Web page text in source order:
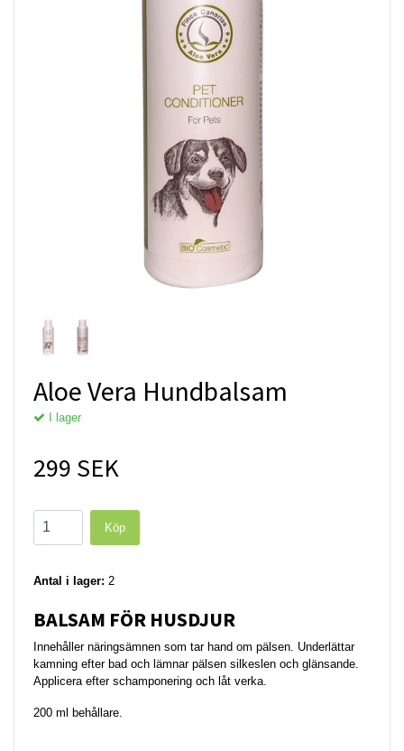
Aloe Vera Hundbalsam
I lager
299 SEK
Antal i lager: 2
BALSAM FÖR HUSDJUR
Innehåller näringsämnen som tar hand om pälsen. Underlättar
kamning efter bad och lämnar pälsen silkeslen och glänsande.
Applicera efter schamponering och låt verka.
200 ml behållare.